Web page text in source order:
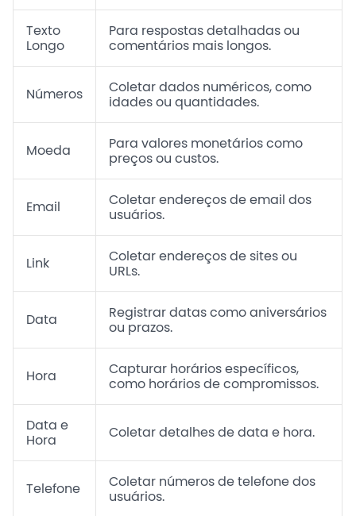
Texto
Longo
Para respostas detalhadas ou
comentários mais longos.
Números
Coletar dados numéricos, como
idades ou quantidades.
Moeda
Para valores monetários como
preços ou custos.
Email
Coletar endereços de email dos
usuários.
Link
Coletar endereços de sites ou
URLs.
Data
Registrar datas como aniversários
ou prazos.
Hora
Capturar horários específicos,
como horários de compromissos.
Data e
Hora
Coletar detalhes de data e hora.
Telefone
Coletar números de telefone dos
usuários.